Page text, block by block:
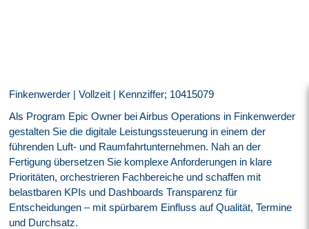
Finkenwerder | Vollzeit | Kennziffer; 10415079
Als Program Epic Owner bei Airbus Operations in Finkenwerder
gestalten Sie die digitale Leistungssteuerung in einem der
führenden Luft- und Raumfahrtunternehmen. Nah an der
Fertigung übersetzen Sie komplexe Anforderungen in klare
Prioritäten, orchestrieren Fachbereiche und schaffen mit
belastbaren KPIs und Dashboards Transparenz für
Entscheidungen – mit spürbarem Einfluss auf Qualität, Termine
und Durchsatz.